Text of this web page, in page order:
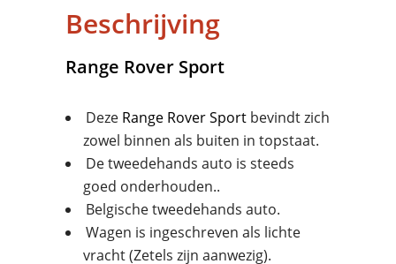
Beschrijving
Range Rover Sport
Deze Range Rover Sport bevindt zich
zowel binnen als buiten in topstaat.
De tweedehands auto is steeds
goed onderhouden..
Belgische tweedehands auto.
Wagen is ingeschreven als lichte
vracht (Zetels zijn aanwezig).